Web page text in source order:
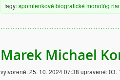
tagy:spomienkové biografické monológ
Marek Michael
vytvorené:25. 10. 2024 07:38 upravené:03.